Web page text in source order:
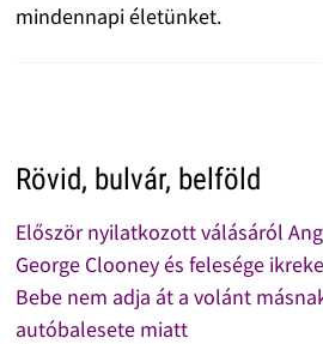
mindennapi életünket.
Rövid, bulvár, belföld
Először nyilatkozott válásáról
George Clooney és felesége
Bebe nem adja át a volánt
autóbalesete miatt